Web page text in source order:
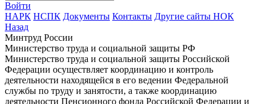
Войти
НАРК НСПК Документы Контакты Другие сайты НОК
Назад
Минтруд России
Министерство труда и социальной защиты РФ
Министерство труда и социальной защиты Российской
Федерации осуществляет координацию и контроль
деятельности находящейся в его ведении Федеральной
службы по труду и занятости, а также координацию
деятельности Пенсионного фонда Российской Федерации и